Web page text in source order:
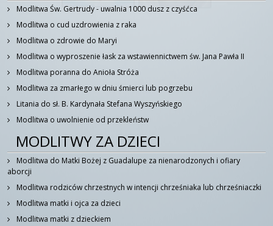
Modlitwa Św. Gertrudy - uwalnia 1000 dusz z czyśćca
Modlitwa o cud uzdrowienia z raka
Modlitwa o zdrowie do Maryi
Modlitwa o wyproszenie łask za wstawiennictwem św. Jana Pawła II
Modlitwa poranna do Anioła Stróża
Modlitwa za zmarłego w dniu śmierci lub pogrzebu
Litania do sł. B. Kardynała Stefana Wyszyńskiego
Modlitwa o uwolnienie od przekleństw
MODLITWY ZA DZIECI
Modlitwa do Matki Bożej z Guadalupe za nienarodzonych i ofiary
aborcji
Modlitwa rodziców chrzestnych w intencji chrześniaka lub chrześniaczki
Modlitwa matki i ojca za dzieci
Modlitwa matki z dzieckiem